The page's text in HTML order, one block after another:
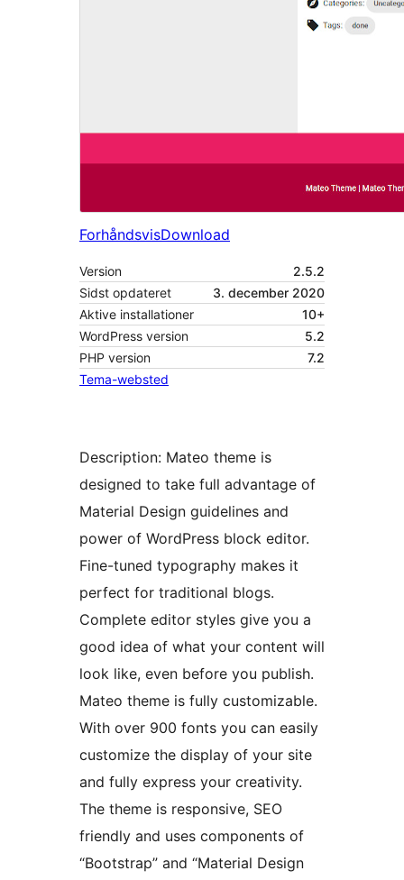
ForhåndsvisDownload
Version
2.5.2
Sidst opdateret
3. december 2020
Aktive installationer
10+
WordPress version
5.2
PHP version
7.2
Tema-websted
Description: Mateo theme is
designed to take full advantage of
Material Design guidelines and
power of WordPress block editor.
Fine-tuned typography makes it
perfect for traditional blogs.
Complete editor styles give you a
good idea of what your content will
look like, even before you publish.
Mateo theme is fully customizable.
With over 900 fonts you can easily
customize the display of your site
and fully express your creativity.
The theme is responsive, SEO
friendly and uses components of
“Bootstrap” and “Material Design